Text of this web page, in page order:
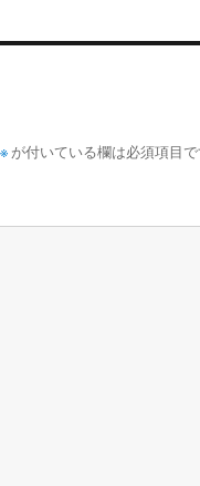
※ が付いている欄は必須項目で